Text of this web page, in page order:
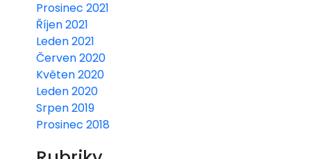
Prosinec 2021
Říjen 2021
Leden 2021
Červen 2020
Květen 2020
Leden 2020
Srpen 2019
Prosinec 2018